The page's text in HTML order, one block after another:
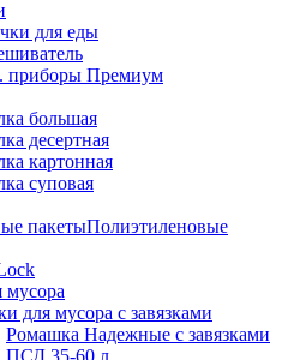
для еды
приборы Премиум
большая
десертная
картонная
суповая
Полиэтиленовые
для мусора с завязками
Ромашка Надежные с завязками